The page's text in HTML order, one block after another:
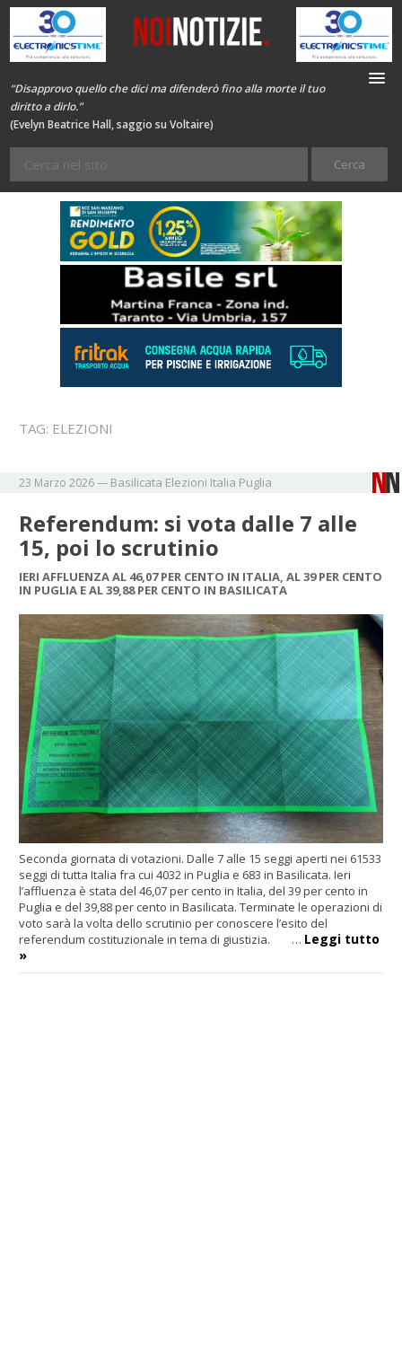
“Disapprovo quello che dici ma difenderò fino alla morte il tuo
diritto a dirlo.”
(Evelyn Beatrice Hall, saggio su Voltaire)
TAG: ELEZIONI
23 Marzo 2026— Basilicata Elezioni Italia Puglia
Referendum: si vota dalle 7 alle
15, poi lo scrutinio
IERI AFFLUENZA AL 46,07 PER CENTO IN ITALIA, AL 39 PER CENTO
IN PUGLIA E AL 39,88 PER CENTO IN BASILICATA
Seconda giornata di votazioni. Dalle 7 alle 15 seggi aperti nei 61533
seggi di tutta Italia fra cui 4032 in Puglia e 683 in Basilicata. Ieri
l’affluenza è stata del 46,07 per cento in Italia, del 39 per cento in
Puglia e del 39,88 per cento in Basilicata. Terminate le operazioni di
voto sarà la volta dello scrutinio per conoscere l’esito del
referendum costituzionale in tema di giustizia. … Leggi tutto
»